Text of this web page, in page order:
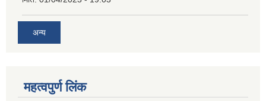
अन्य
महत्वपुर्ण लिंक